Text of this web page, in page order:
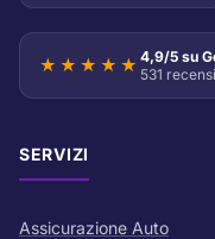
★★★★★ 4,9/5 su
531
SERVIZI
Assicurazione Auto